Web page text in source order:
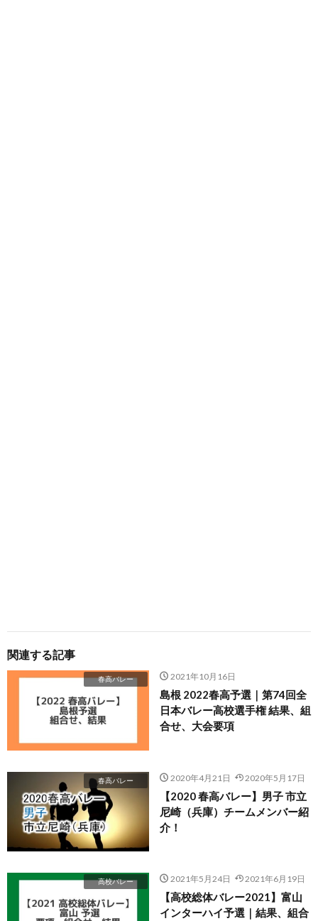
関連する記事
春高バレー 2021年10月16日
島根 2022春高予選｜第74回全
日本バレー高校選手権 結果、組
合せ、大会要項
春高バレー 2020年4月21日 2020年5月17日
【2020 春高バレー】男子 市立
尼崎（兵庫）チームメンバー紹
介！
高校バレー 2021年5月24日 2021年6月19日
【高校総体バレー2021】富山
インターハイ予選｜結果、組合